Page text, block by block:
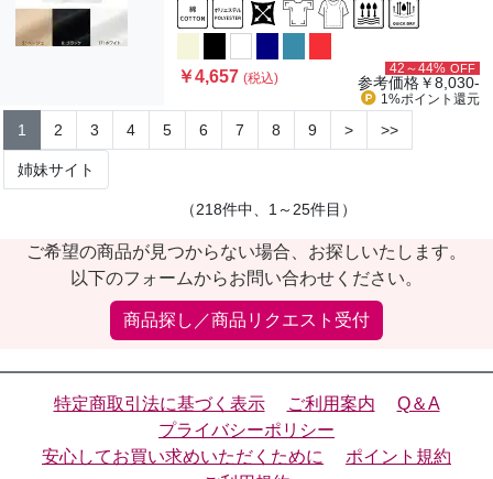
￥4,657(税込)
42～44% OFF
参考価格￥8,030-
1%ポイント 還元
1 2 3 4 5 6 7 8 9 > >>
姉妹サイト
（218件中、1～25件目）
ご希望の商品が見つからない場合、お探しいたします。
以下のフォームからお問い合わせください。
商品探し／商品リクエスト受付
特定商取引法に基づく表示 ご利用案内
Q＆A
プライバシーポリシー
安心してお買い求めいただくために
ポイント規約